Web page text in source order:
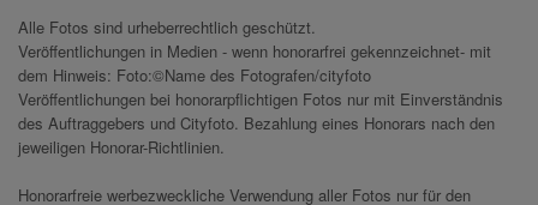
Alle Fotos sind urheberrechtlich geschützt.
Veröffentlichungen in Medien - wenn honorarfrei gekennzeichnet- mit
dem Hinweis: Foto:©Name des Fotografen/cityfoto
Veröffentlichungen bei honorarpflichtigen Fotos nur mit Einverständnis
des Auftraggebers und Cityfoto. Bezahlung eines Honorars nach den
jeweiligen Honorar-Richtlinien.
Honorarfreie werbezweckliche Verwendung aller Fotos nur für den